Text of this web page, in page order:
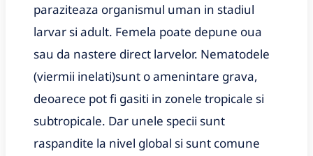
paraziteaza organismul uman in stadiul
larvar si adult. Femela poate depune oua
sau da nastere direct larvelor. Nematodele
(viermii inelati)sunt o amenintare grava,
deoarece pot fi gasiti in zonele tropicale si
subtropicale. Dar unele specii sunt
raspandite la nivel global si sunt comune